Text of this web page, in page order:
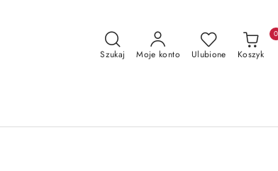
Szukaj Moje konto Ulubione Koszyk
0